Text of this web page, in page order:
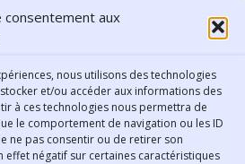
consentement aux
nous utilisons des technologies
et/ou accéder aux informations des
à ces technologies nous permettra de
le comportement de navigation ou les ID
ne pas consentir ou de retirer son
effet négatif sur certaines caractéristiques